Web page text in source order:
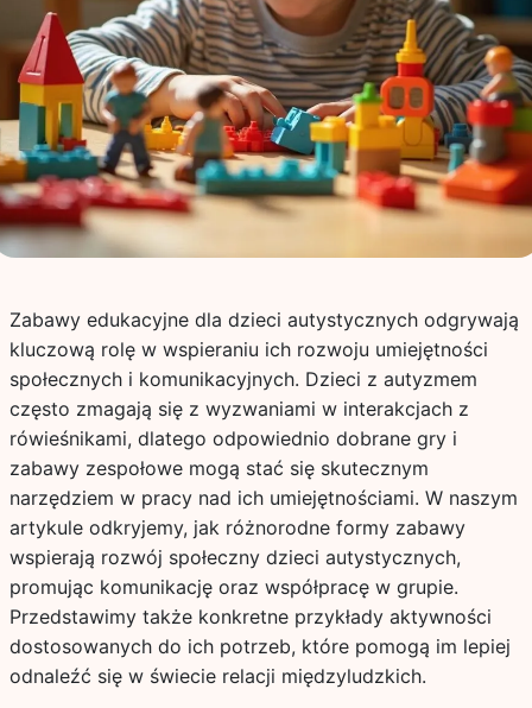
Zabawy edukacyjne dla dzieci autystycznych odgrywają
kluczową rolę w wspieraniu ich rozwoju umiejętności
społecznych i komunikacyjnych. Dzieci z autyzmem
często zmagają się z wyzwaniami w interakcjach z
rówieśnikami, dlatego odpowiednio dobrane gry i
zabawy zespołowe mogą stać się skutecznym
narzędziem w pracy nad ich umiejętnościami. W naszym
artykule odkryjemy, jak różnorodne formy zabawy
wspierają rozwój społeczny dzieci autystycznych,
promując komunikację oraz współpracę w grupie.
Przedstawimy także konkretne przykłady aktywności
dostosowanych do ich potrzeb, które pomogą im lepiej
odnaleźć się w świecie relacji międzyludzkich.